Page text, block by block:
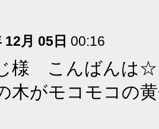
12月 05日 00:16
様 こんばんは☆
木がモコモコの